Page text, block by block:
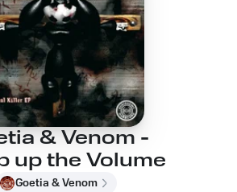
& Venom -
up the Volume
Goetia & Venom